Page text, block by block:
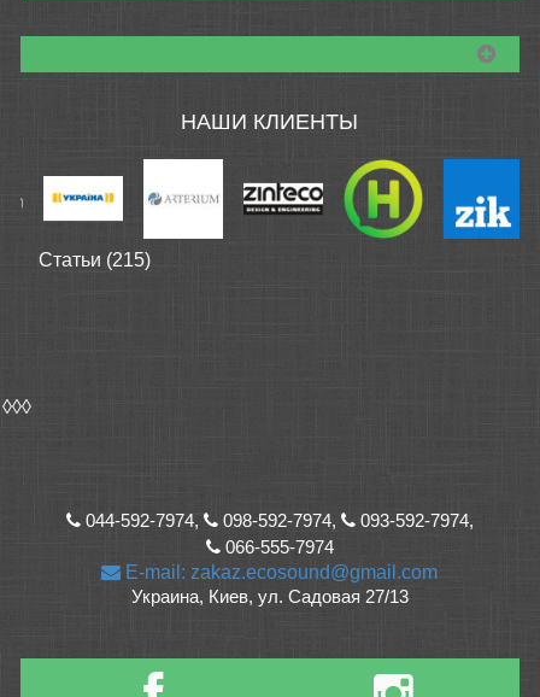
НАШИ КЛИЕНТЫ
Статьи (215)
◊◊◊
044-592-7974, 098-592-7974,
093-592-7974,
066-555-7974
E-mail: zakaz.ecosound@gmail.com
Украина, Киев, ул. Садовая 27/13